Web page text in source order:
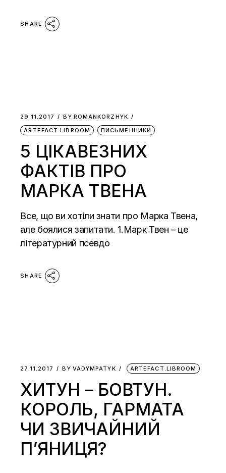
SHARE
29.11.2017 BY ROMANKORZHYK
ARTEFACT.LIBROOM
ПИСЬМЕННИКИ
5 ЦІКАВЕЗНИХ
ФАКТІВ ПРО
МАРКА ТВЕНА
Все, що ви хотіли знати про Марка Твена,
але боялися запитати. 1.Марк Твен – це
літературний псевдо
SHARE
27.11.2017 BY VADYMPATYK ARTEFACT.LIBROOM
ХИТУН – БОВТУН.
КОРОЛЬ, ГАРМАТА
ЧИ ЗВИЧАЙНИЙ
П’ЯНИЦЯ?